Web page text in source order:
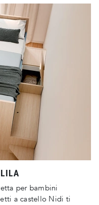
per bambini
a castello Nidi ti